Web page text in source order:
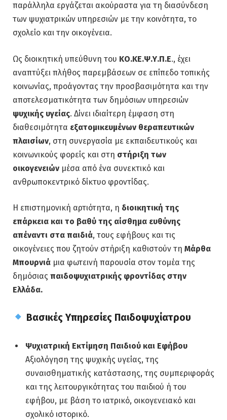
παράλληλα εργάζεται ακούραστα για τη διασύνδεση
των ψυχιατρικών υπηρεσιών με την κοινότητα, το
σχολείο και την οικογένεια.
Ως διοικητική υπεύθυνη του ΚΟ.ΚΕ.Ψ.Υ.Π.Ε., έχει
αναπτύξει πλήθος παρεμβάσεων σε επίπεδο τοπικής
κοινωνίας, προάγοντας την προσβασιμότητα και την
αποτελεσματικότητα των δημόσιων υπηρεσιών
ψυχικής υγείας. Δίνει ιδιαίτερη έμφαση στη
διαθεσιμότητα εξατομικευμένων θεραπευτικών
πλαισίων, στη συνεργασία με εκπαιδευτικούς και
κοινωνικούς φορείς και στη στήριξη των
οικογενειών μέσα από ένα συνεκτικό και
ανθρωποκεντρικό δίκτυο φροντίδας.
Η επιστημονική αρτιότητα, η διοικητική της
επάρκεια και το βαθύ της αίσθημα ευθύνης
απέναντι στα παιδιά, τους εφήβους και τις
οικογένειες που ζητούν στήριξη καθιστούν τη Μάρθα
Μπουρνιά μια φωτεινή παρουσία στον τομέα της
δημόσιας παιδοψυχιατρικής φροντίδας στην
Ελλάδα.
Βασικές Υπηρεσίες Παιδοψυχίατρου
Ψυχιατρική Εκτίμηση Παιδιού και Εφήβου
Αξιολόγηση της ψυχικής υγείας, της
συναισθηματικής κατάστασης, της συμπεριφοράς
και της λειτουργικότητας του παιδιού ή του
εφήβου, με βάση το ιατρικό, οικογενειακό και
σχολικό ιστορικό.